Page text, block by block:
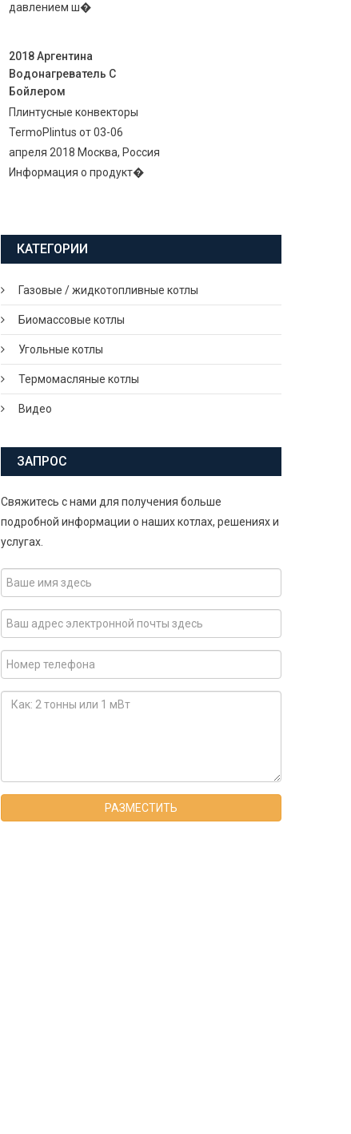
давлением ш�
2018 Аргентина
Водонагреватель С
Бойлером
Плинтусные конвекторы
TermoPlintus от 03-06
апреля 2018 Москва, Россия
Информация о продукт�
КАТЕГОРИИ
Газовые / жидкотопливные котлы
Биомассовые котлы
Угольные котлы
Термомасляные котлы
Видео
ЗАПРОС
Свяжитесь с нами для получения больше
подробной информации о наших котлах, решениях и
услугах.
РАЗМЕСТИТЬ